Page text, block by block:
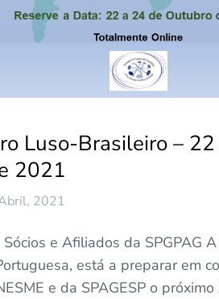
Luso-Brasileiro –
2021
2021
e Afiliados da SPGPAG
está a preparar em
e da SPAGESP o